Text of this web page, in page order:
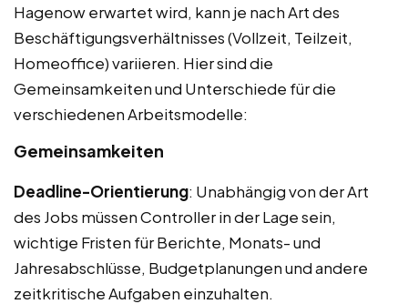
Hagenow erwartet wird, kann je nach Art des
Beschäftigungsverhältnisses (Vollzeit, Teilzeit,
Homeoffice) variieren. Hier sind die
Gemeinsamkeiten und Unterschiede für die
verschiedenen Arbeitsmodelle:
Gemeinsamkeiten
Deadline-Orientierung: Unabhängig von der Art
des Jobs müssen Controller in der Lage sein,
wichtige Fristen für Berichte, Monats- und
Jahresabschlüsse, Budgetplanungen und andere
zeitkritische Aufgaben einzuhalten.